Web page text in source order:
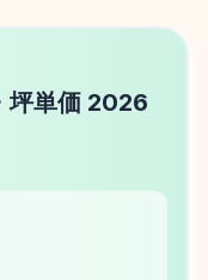
坪単価 2026